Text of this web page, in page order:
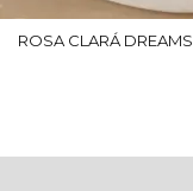
ROSA CLARÁ DREAMS